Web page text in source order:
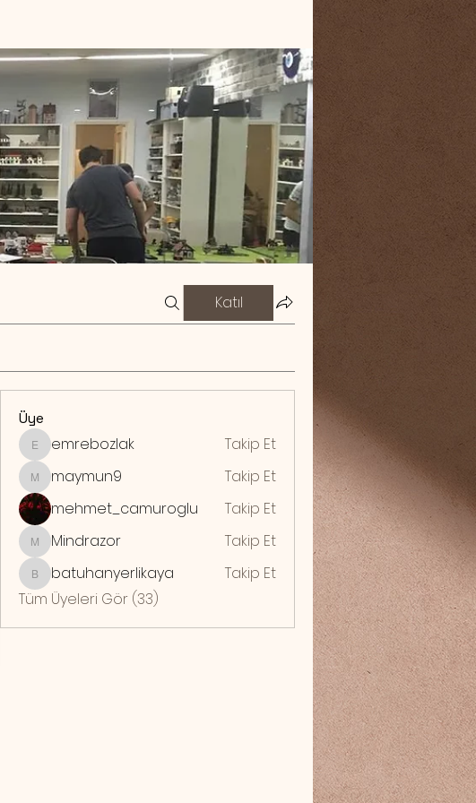
Katıl
Üye
emrebozlak
emrebozlak Takip Et
maymun9
maymun9
Takip Et
mehmet_camuroglu
Takip Et
Mindrazor
Mindrazor Takip Et
batuhanyerlikaya
batuhanyerlikaya
Takip Et
Tüm Üyeleri Gör (33)